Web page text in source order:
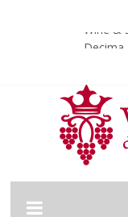
Wine
Decima
Wine
Nona